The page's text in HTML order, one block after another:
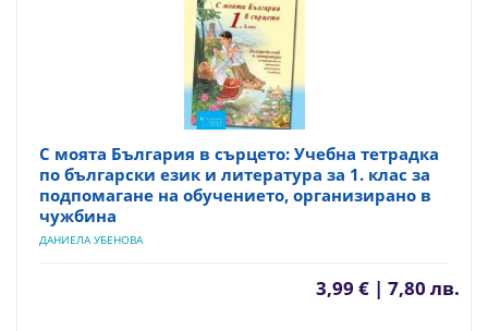
С моята България в сърцето: Учебна тетрадка
по български език и литература за 1. клас за
подпомагане на обучението, организирано в
чужбина
ДАНИЕЛА УБЕНОВА
3,99 € | 7,80 лв.